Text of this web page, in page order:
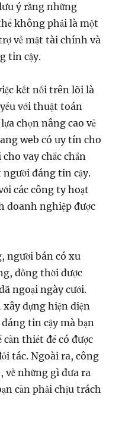
ý rằng những
không phải là một
về mặt tài chính và
tin cậy.
kết nối trên lõi là
với thuật toán
chọn nâng cao về
web có uy tín cho
vay chắc chắn
đáng tin cậy.
các công ty hoạt
doanh nghiệp được
người bán có xu
đồng thời được
ngoại ngày cưới.
dựng hiện diện
tin cậy mà bạn
thiết để có được
tác. Ngoài ra, công
về những gì đưa ra
cần phải chịu trách